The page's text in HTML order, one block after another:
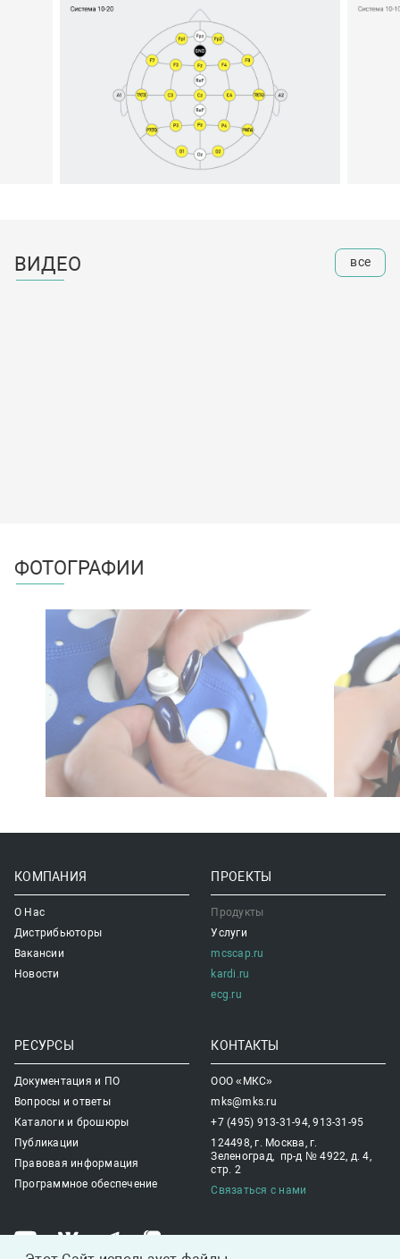
ВИДЕО все
ФОТОГРАФИИ
КОМПАНИЯ
О Нас
Дистрибьюторы
Вакансии
Новости
ПРОЕКТЫ
Продукты
Услуги
mcscap.ru
kardi.ru
ecg.ru
РЕСУРСЫ
Документация и ПО
Вопросы и ответы
Каталоги и брошюры
Публикации
Правовая информация
Программное обеспечение
КОНТАКТЫ
ООО «МКС»
mks@mks.ru
+7 (495) 913-31-94, 913-31-95
124498, г. Москва, г.
Зеленоград, пр-д № 4922, д. 4,
стр. 2
Связаться с нами